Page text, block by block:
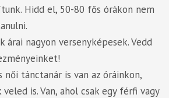
Hidd el, 50-80 fős órákon nem
árai nagyon versenyképesek. Vedd
női tánctanár is van az óráinkon,
is. Van, ahol csak egy férfi vagy